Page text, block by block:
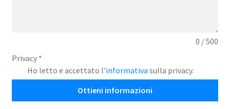
0 / 500
Privacy *
Ho letto e accettato l'informativa sulla privacy.
Ottieni informazioni